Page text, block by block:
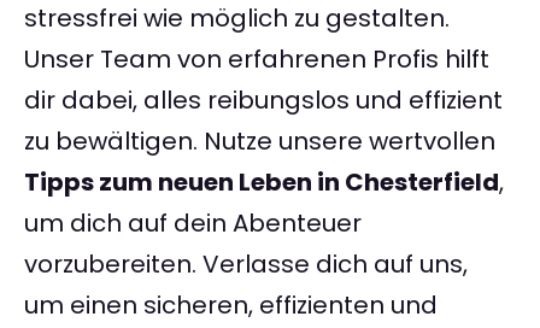
stressfrei wie möglich zu gestalten.
Unser Team von erfahrenen Profis hilft
dir dabei, alles reibungslos und effizient
zu bewältigen. Nutze unsere wertvollen
Tipps zum neuen Leben in Chesterfield,
um dich auf dein Abenteuer
vorzubereiten. Verlasse dich auf uns,
um einen sicheren, effizienten und